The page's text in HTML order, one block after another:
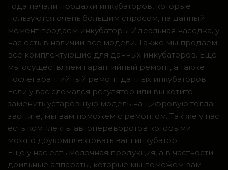
года начали продажи инкубаторов, которые
пользуются очень большим спросом, на данный
момент продаем инкубаторы Идеальная наседка, у
нас есть в наличии все модели. Также мы продаем
все комплектующие для данных инкубаторов. Ещё
мы осуществляем гарантийный ремонт, а также
послегарантийный ремонт данных инкубаторов.
Если у вас сломался регулятор или вы хотите
заменить устаревшую модель на цифровую тогда
звоните, мы вам поможем с ремонтом. Так же у нас
есть комплекты автопереворотов которыми
можно доукомплектовать ваш инкубатор.
Ещё у нас есть молочная продукция, а в частности
доильные аппараты, которые мы поможем вам